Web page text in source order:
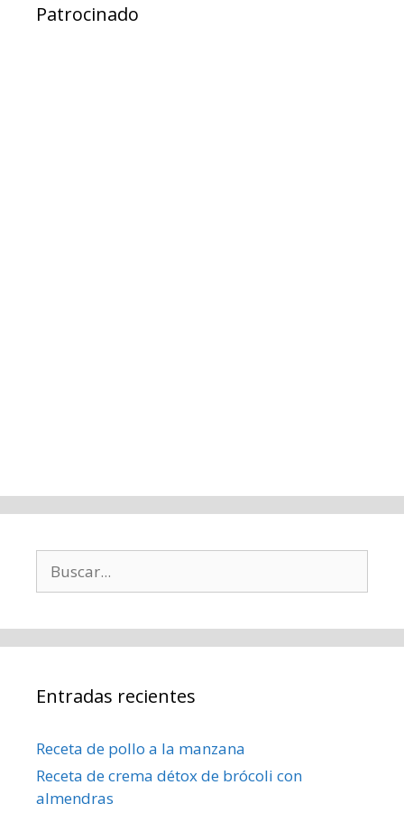
Patrocinado
Entradas recientes
Receta de pollo a la manzana
Receta de crema détox de brócoli con
almendras